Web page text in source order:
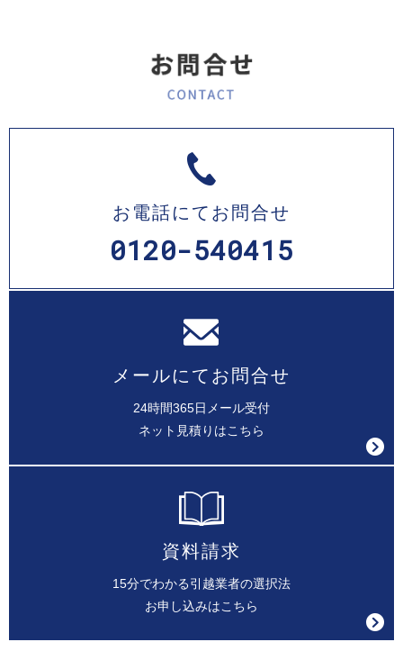
お電話にてお問合せ
0120-540415
メールにてお問合せ
24時間365日メール受付
ネット見積りはこちら
資料請求
15分でわかる引越業者の選択法
お申し込みはこちら